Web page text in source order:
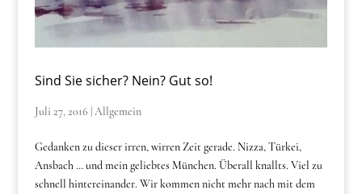
Sind Sie sicher? Nein? Gut so!
Juli 27, 2016 Allgemein
Gedanken zu dieser irren, wirren Zeit gerade. Nizza, Türkei,
Ansbach … und mein geliebtes München. Überall knallts. Viel zu
schnell hintereinander. Wir kommen nicht mehr nach mit dem